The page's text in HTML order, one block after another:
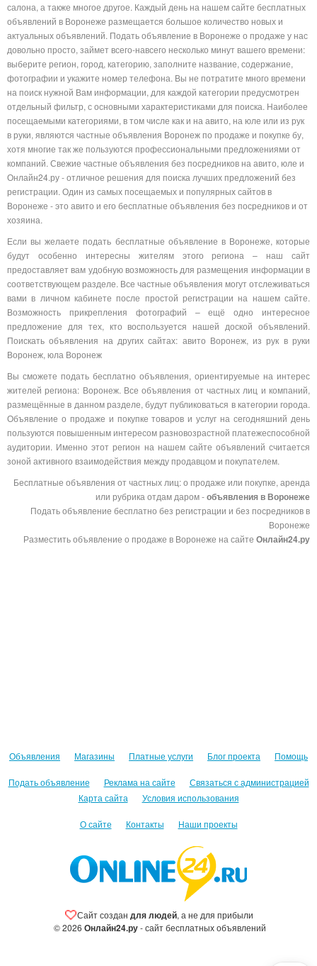
салона, а также многое другое. Каждый день на нашем сайте бесплатных
объявлений в Воронеже размещается большое количество новых и
актуальных объявлений. Подать объявление в Воронеже о продаже у нас
довольно просто, займет всего-навсего несколько минут вашего времени:
выберите регион, город, категорию, заполните название, содержание,
фотографии и укажите номер телефона. Вы не потратите много времени
на поиск нужной Вам информации, для каждой категории предусмотрен
отдельный фильтр, с основными характеристиками для поиска. Наиболее
посещаемыми категориями, в том числе как и на авито, на юле или из рук
в руки, являются частные объявления Воронеж по продаже и покупке бу,
хотя многие так же пользуются профессиональными предложениями от
компаний. Свежие частные объявления без посредников на авито, юле и
Онлайн24.ру - отличное решения для поиска лучших предложений без
регистрации. Один из самых посещаемых и популярных сайтов в
Воронеже - это авито и его бесплатные объявления без посредников и от
хозяина.
Если вы желаете подать бесплатные объявление в Воронеже, которые
будут особенно интересны жителям этого региона – наш сайт
предоставляет вам удобную возможность для размещения информации в
соответствующем разделе. Все частные объявления могут отслеживаться
вами в личном кабинете после простой регистрации на нашем сайте.
Возможность прикрепления фотографий – ещё одно интересное
предложение для тех, кто воспользуется нашей доской объявлений.
Поискать объявления на других сайтах: авито Воронеж, из рук в руки
Воронеж, юла Воронеж
Вы сможете подать бесплатно объявления, ориентируемые на интерес
жителей региона: Воронеж. Все объявления от частных лиц и компаний,
размещённые в данном разделе, будут публиковаться в категории города.
Объявление о продаже и покупке товаров и услуг на сегодняшний день
пользуются повышенным интересом разновозрастной платежеспособной
аудитории. Именно этот регион на нашем сайте объявлений считается
зоной активного взаимодействия между продавцом и покупателем.
Бесплатные объявления от частных лиц: о продаже или покупке, аренда
или рубрика отдам даром -объявления в Воронеже
Подать объявление бесплатно без регистрации и без посредников в
Воронеже
Разместить объявление о продаже в Воронеже на сайте Онлайн24.ру
Объявления Магазины Платные услуги Блог проекта Помощь
Подать объявление Реклама на сайте
Связаться с администрацией
Карта сайта
Условия использования
О сайте Контакты Наши проекты
Сайт создан для людей, а не для прибыли
© 2026 Онлайн24.ру- сайт бесплатных объявлений